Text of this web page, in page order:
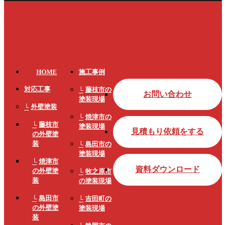
HOME
対応工事
外壁塗装
藤枝市
の外壁塗
装
焼津市
の外壁塗
装
島田市
の外壁塗
装
施工事例
藤枝市の
塗装現場
焼津市の
塗装現場
島田市の
塗装現場
牧之原市
の塗装現場
吉田町の
塗装現場
お問い合わせ
見積もり依頼をする
資料ダウンロード